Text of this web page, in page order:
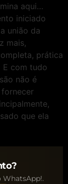
aqui…
iniciado
união da
mais,
prática
com tudo
não é
que ela
WhatsApp!.